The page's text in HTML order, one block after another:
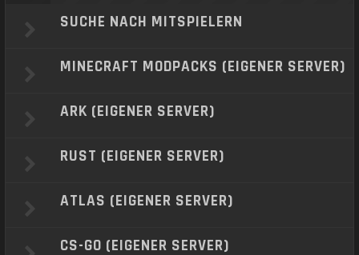
SUCHE NACH MITSPIELERN
MINECRAFT MODPACKS (EIGENER SERVER)
ARK (EIGENER SERVER)
RUST (EIGENER SERVER)
ATLAS (EIGENER SERVER)
CS-GO (EIGENER SERVER)